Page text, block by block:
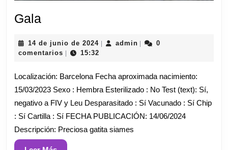
Gala
14 de junio de 202414
de
2024
| adminadmin
|
0
comentarios | 15:32
Localización: Barcelona Fecha aproximada nacimiento:
15/03/2023 Sexo : Hembra Esterilizado : No Test (text): Sí,
negativo a FIV y Leu Desparasitado : Sí Vacunado : Sí Chip
: Sí Cartilla : Sí FECHA PUBLICACIÓN: 14/06/2024
Descripción: Preciosa gatita siames